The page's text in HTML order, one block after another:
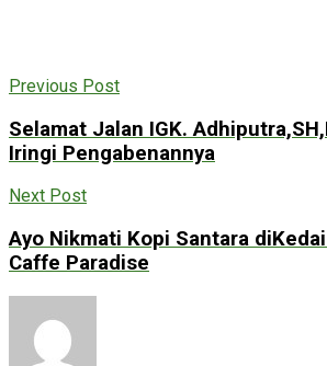
Previous Post
Selamat Jalan IGK.
Iringi Pengabenannya
Next Post
Ayo Nikmati Kopi Santara
Caffe Paradise